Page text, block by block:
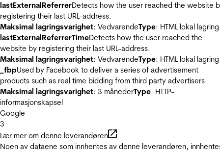
lastExternalReferrerDetects how the user reached the website
registering their last URL-address.
Maksimal lagringsvarighet: VedvarendeType: HTML lokal lagring
lastExternalReferrerTimeDetects how the user reached the
website by registering their last URL-address.
Maksimal lagringsvarighet: VedvarendeType: HTML lokal lagring
_fbpUsed by Facebook to deliver a series of advertisement
products such as real time bidding from third party advertisers.
Maksimal lagringsvarighet: 3 månederType: HTTP-
informasjonskapsel
Google
3
Lær mer om denne leverandøren
Noen av dataene som innhentes av denne leverandøren,